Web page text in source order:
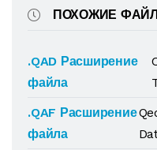
ПОХОЖИЕ
.QAD Расширение
файла
.QAF Расширение
файла